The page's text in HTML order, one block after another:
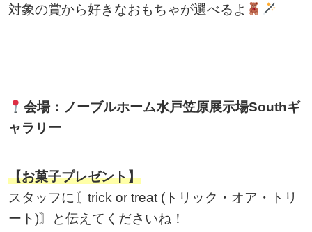
対象の賞から好きなおもちゃが選べるよ
会場：ノーブルホーム水戸笠原展示場Southギ
ャラリー
【お菓子プレゼント】
スタッフに〘trick or treat (トリック・オア・トリ
ート)〙と伝えてくださいね！